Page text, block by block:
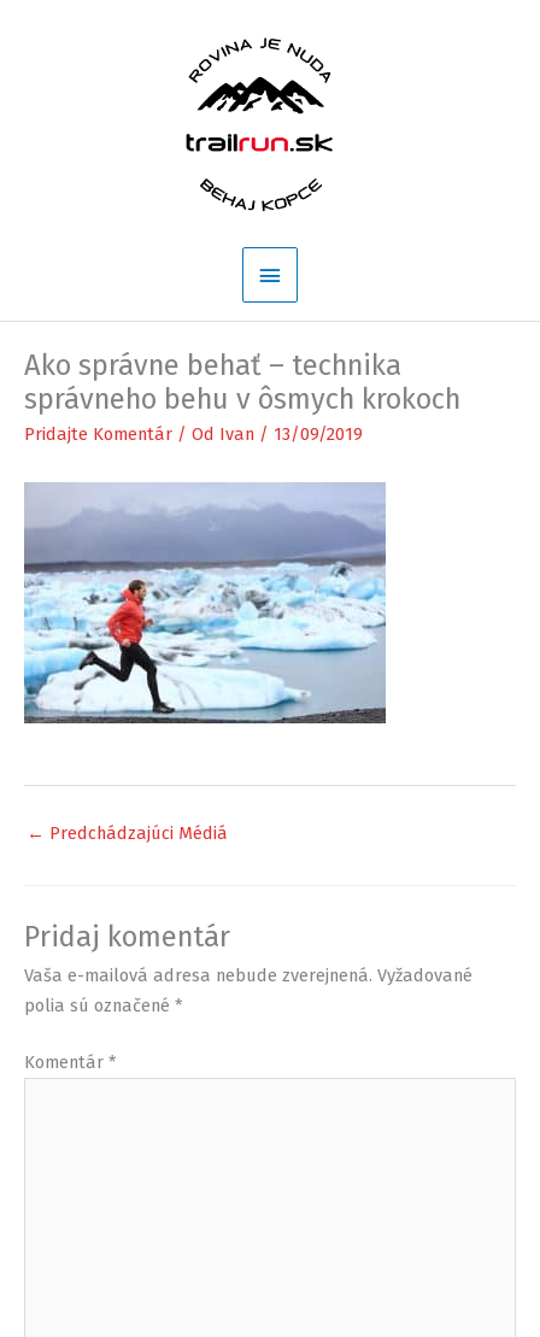
Hlavné
Menu
Ako správne behať – technika
správneho behu v ôsmych krokoch
Pridajte Komentár / Od Ivan / 13/09/2019
← Predchádzajúci Médiá
Pridaj komentár
Vaša e-mailová adresa nebude zverejnená. Vyžadované
polia sú označené *
Komentár *